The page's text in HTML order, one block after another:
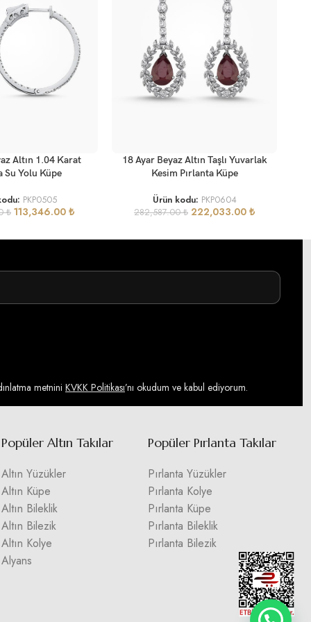
Altın 1.04 Karat
Su Yolu Küpe
PKP0505
₺ 113,346.00 ₺
SEPETE EKLE
18 Ayar Beyaz Altın Taşlı Yuvarlak
Kesim Pırlanta Küpe
Ürün kodu: PKP0604
282,587.00₺ 222,033.00 ₺
metnini KVKK Politikası’nı okudum ve kabul ediyorum.
Popüler Altın Takılar
Altın Yüzükler
Altın Küpe
Altın Bileklik
Altın Bilezik
Altın Kolye
Alyans
Popüler Pırlanta Takılar
Pırlanta Yüzükler
Pırlanta Kolye
Pırlanta Küpe
Pırlanta Bileklik
Pırlanta Bilezik